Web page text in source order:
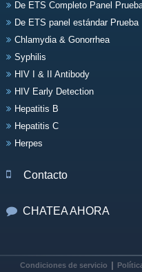
De ETS Completo Panel
De ETS panel estándar Prueba
Chlamydia & Gonorrhea
Syphilis
HIV I & II Antibody
HIV Early Detection
Hepatitis B
Hepatitis C
Herpes
Contacto
CHATEA AHORA
Condiciones de servicio